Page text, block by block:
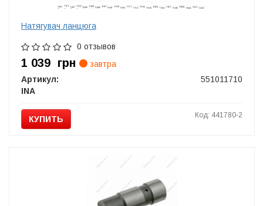
Натягувач ланцюга
0 отзывов
1 039 грн
завтра
Артикул:
551011710
INA
КУПИТЬ Код: 441780-2